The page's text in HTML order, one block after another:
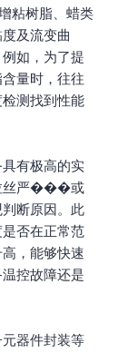
粘树脂、蜡类
及流变曲
如，为了提
量时，往往
测找到性能
有极高的实
丝严���或
断原因。此
否在正常范
，能够快速
控故障还是
器件封装等